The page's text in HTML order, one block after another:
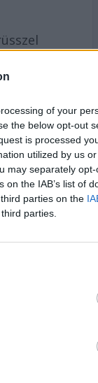
of your
the below opt-out
is processed
utilized by us
may separately
the IAB’s list of
parties on the
parties.
amely a
a